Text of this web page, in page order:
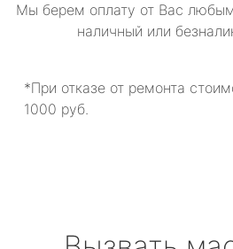
Мы берем оплату от Вас
наличный или
*При отказе от ремонта
1000 руб.